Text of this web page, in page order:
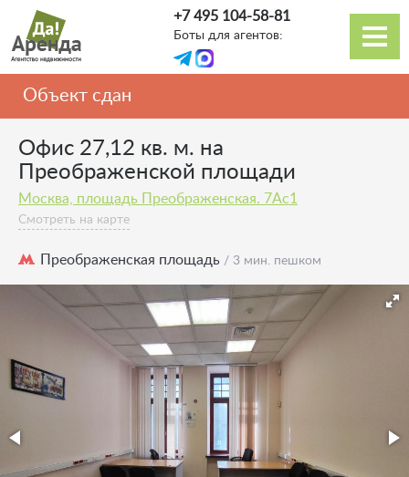
Перейти
основному
содержанию
Основная
навигация
+7 495 104-58-81
Боты для агентов:
Объект сдан
Офис 27,12 кв. м. на
Преображенской площади
Москва, площадь Преображенская. 7Ас1
Смотреть на карте
Преображенская площадь / 3 мин. пешком